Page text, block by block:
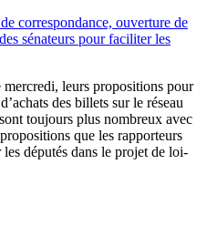
correspondance, ouverture de
sénateurs pour faciliter les
leurs propositions pour
des billets sur le réseau
toujours plus nombreux avec
que les rapporteurs
députés dans le projet de loi-